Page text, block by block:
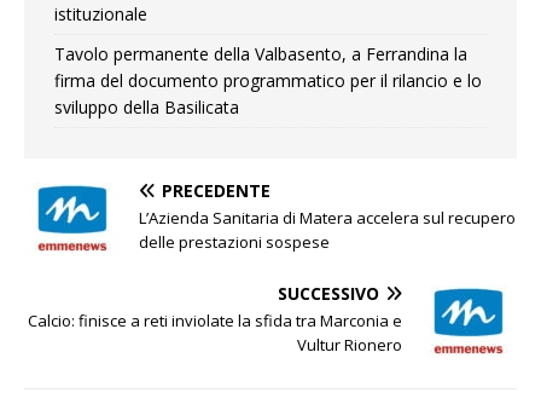
istituzionale
Tavolo permanente della Valbasento, a Ferrandina la
firma del documento programmatico per il rilancio e lo
sviluppo della Basilicata
PRECEDENTE
L’Azienda Sanitaria di Matera accelera sul recupero
delle prestazioni sospese
SUCCESSIVO
Calcio: finisce a reti inviolate la sfida tra Marconia e
Vultur Rionero